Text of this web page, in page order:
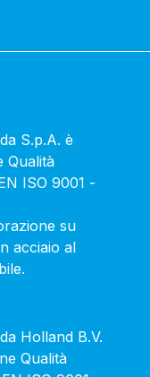
S.p.A. è
Qualità
ISO 9001 -
su
acciaio al
Holland B.V.
Qualità